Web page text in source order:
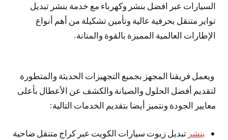
السيارات عبر افضل بنشر وكهرباء مع خدمة بنشر تبديل
تواير متنقل بحرفية عالية وتأمين تشكيلة من أهم أنواع
الإطارات العالمية المميزة بالقوة والمتانة.
ويعمل فريقنا المجهز بجميع التجهيزات الحديثة والمتطورة
لتقديم أفضل الحلول والصيانة والكشف عن الأعطال بأعلى
معايير الجودة ونتميز أيضا بتقديم الخدمات التالية:
بنشر تبديل زيوت سيارات الكويت عبر كراج متنقل ضاحية